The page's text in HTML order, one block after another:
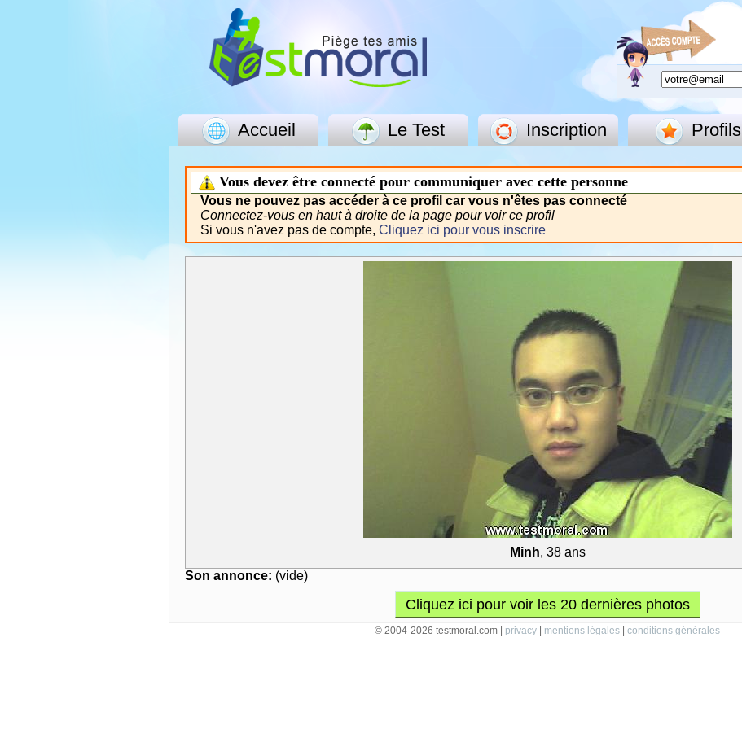
Accueil Le Test Inscription Profils
Vous devez être connecté pour communiquer avec cette personne
Vous ne pouvez pas accéder à ce profil car vous n'êtes pas connecté
Connectez-vous en haut à droite de la page pour voir ce profil
Si vous n'avez pas de compte, Cliquez ici pour vous inscrire
Minh, 38 ans
Son annonce: (vide)
Cliquez ici pour voir les 20 dernières photos
© 2004-2026 testmoral.com | privacy | mentions légales | conditions générales